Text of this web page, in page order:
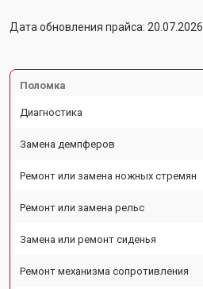
Дата обновления прайса: 20.07.2026
Поломка
Диагностика
Замена демпферов
Ремонт или замена ножных стремян
Ремонт или замена рельс
Замена или ремонт сиденья
Ремонт механизма сопротивления